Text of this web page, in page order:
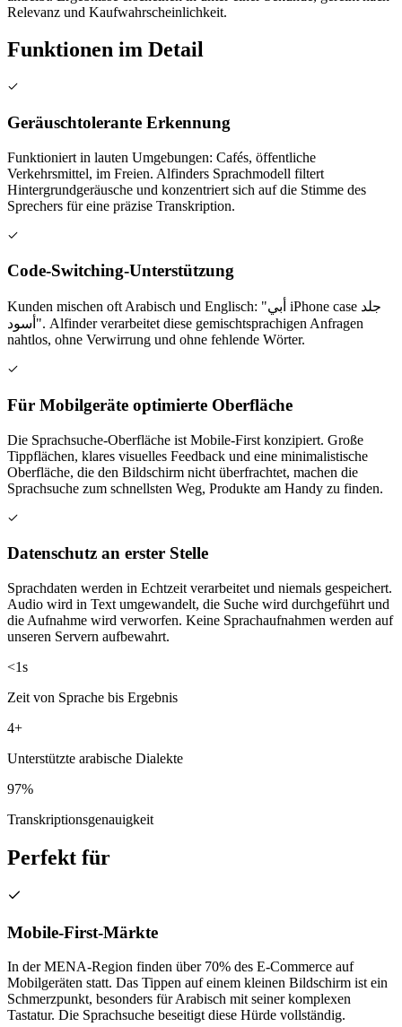
Relevanz und Kaufwahrscheinlichkeit.
Funktionen im Detail
Geräuschtolerante Erkennung
Funktioniert in lauten Umgebungen: Cafés, öffentliche
Verkehrsmittel, im Freien. Alfinders Sprachmodell filtert
Hintergrundgeräusche und konzentriert sich auf die Stimme des
Sprechers für eine präzise Transkription.
Code-Switching-Unterstützung
Kunden mischen oft Arabisch und Englisch: "أبي iPhone case جلد
أسود". Alfinder verarbeitet diese gemischtsprachigen Anfragen
nahtlos, ohne Verwirrung und ohne fehlende Wörter.
Für Mobilgeräte optimierte Oberfläche
Die Sprachsuche-Oberfläche ist Mobile-First konzipiert. Große
Tippflächen, klares visuelles Feedback und eine minimalistische
Oberfläche, die den Bildschirm nicht überfrachtet, machen die
Sprachsuche zum schnellsten Weg, Produkte am Handy zu finden.
Datenschutz an erster Stelle
Sprachdaten werden in Echtzeit verarbeitet und niemals gespeichert.
Audio wird in Text umgewandelt, die Suche wird durchgeführt und
die Aufnahme wird verworfen. Keine Sprachaufnahmen werden auf
unseren Servern aufbewahrt.
<1s
Zeit von Sprache bis Ergebnis
4+
Unterstützte arabische Dialekte
97%
Transkriptionsgenauigkeit
Perfekt für
Mobile-First-Märkte
In der MENA-Region finden über 70% des E-Commerce auf
Mobilgeräten statt. Das Tippen auf einem kleinen Bildschirm ist ein
Schmerzpunkt, besonders für Arabisch mit seiner komplexen
Tastatur. Die Sprachsuche beseitigt diese Hürde vollständig.